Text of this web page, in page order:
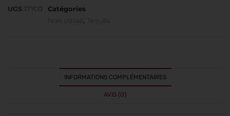
UGS 171C0
Catégories
,
INFORMATIONS COMPLÉMENTAIRES
AVIS (0)